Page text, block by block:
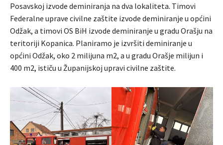
Posavskoj izvode deminiranja na dva lokaliteta. Timovi
Federalne uprave civilne zaštite izvode deminiranje u općini
Odžak, a timovi OS BiH izvode deminiranje u gradu Orašju na
teritoriji Kopanica. Planiramo je izvršiti deminiranje u
općini Odžak, oko 2 milijuna m2, a u gradu Orašje milijun i
400 m2, ističu u Županijskoj upravi civilne zaštite.